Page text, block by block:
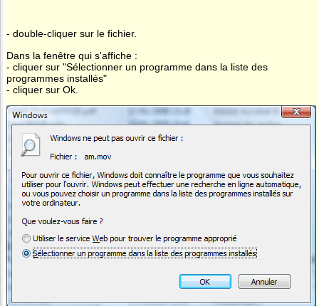
- double-cliquer sur le fichier.
Dans la fenêtre qui s'affiche :
- cliquer sur "Sélectionner un programme dans la liste des
programmes installés"
- cliquer sur Ok.